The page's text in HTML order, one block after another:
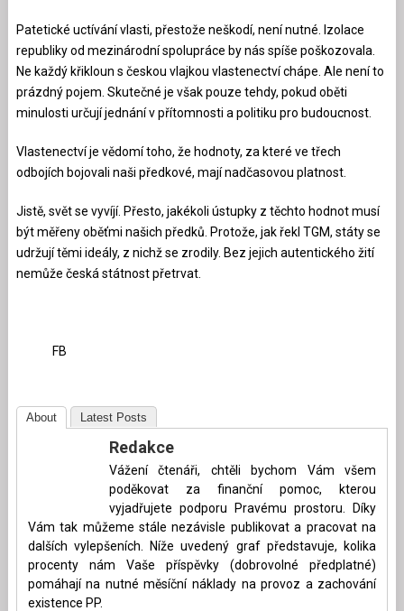
Patetické uctívání vlasti, přestože neškodí, není nutné. Izolace
republiky od mezinárodní spolupráce by nás spíše poškozovala.
Ne každý křikloun s českou vlajkou vlastenectví chápe. Ale není to
prázdný pojem. Skutečné je však pouze tehdy, pokud oběti
minulosti určují jednání v přítomnosti a politiku pro budoucnost.
Vlastenectví je vědomí toho, že hodnoty, za které ve třech
odbojích bojovali naši předkové, mají nadčasovou platnost.
Jistě, svět se vyvíjí. Přesto, jakékoli ústupky z těchto hodnot musí
být měřeny oběťmi našich předků. Protože, jak řekl TGM, státy se
udržují těmi ideály, z nichž se zrodily. Bez jejich autentického žití
nemůže česká státnost přetrvat.
FB
About Latest Posts
Redakce
Vážení čtenáři, chtěli bychom Vám všem
poděkovat za finanční pomoc, kterou
vyjadřujete podporu Pravému prostoru. Díky
Vám tak můžeme stále nezávisle publikovat a pracovat na
dalších vylepšeních. Níže uvedený graf představuje, kolika
procenty nám Vaše příspěvky (dobrovolné předplatné)
pomáhají na nutné měsíční náklady na provoz a zachování
existence PP.